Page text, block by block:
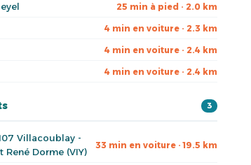
25 min à pied · 2.0 km
4 min en voiture · 2.3 km
4 min en voiture · 2.4 km
4 min en voiture · 2.4 km
3
Villacoublay -
Dorme (VIY)
33 min en voiture · 19.5 km